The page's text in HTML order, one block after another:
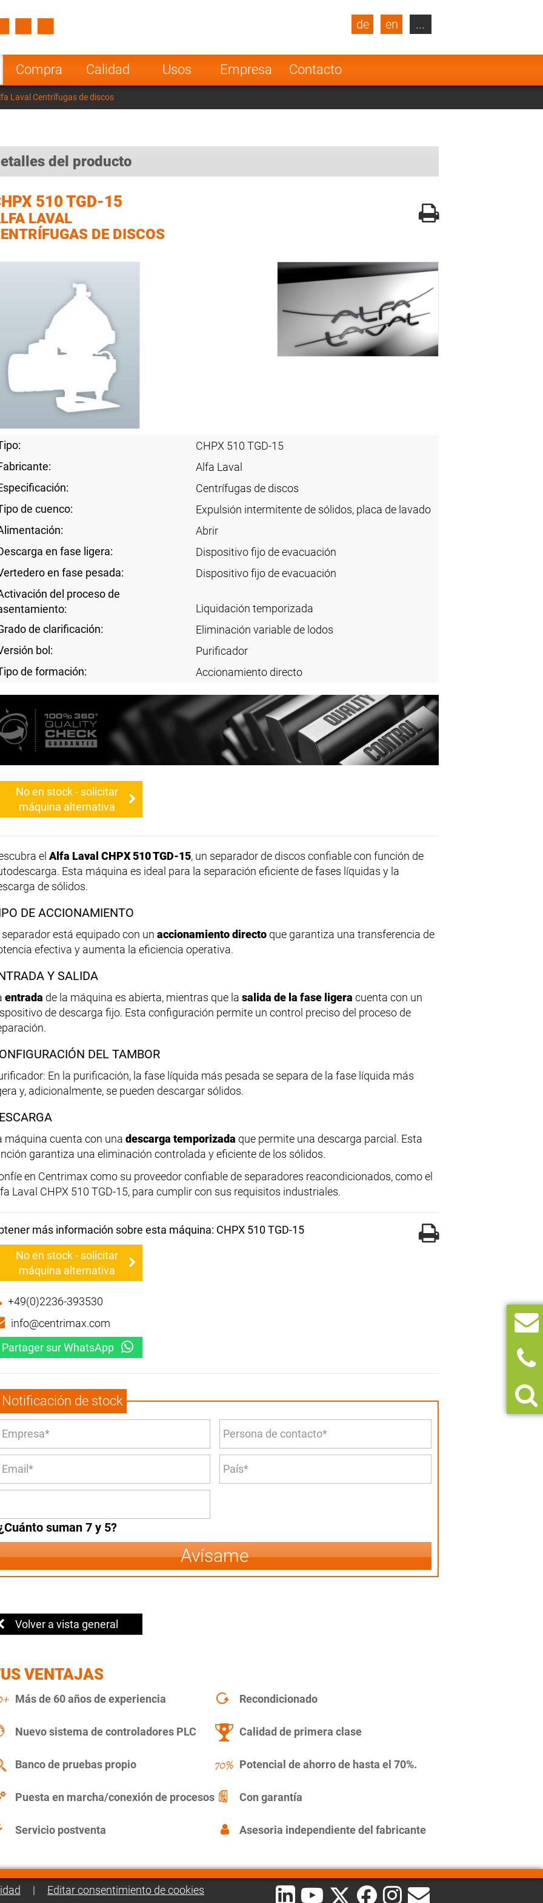
Compra Calidad Usos Empresa Contacto
de en
Turkey
Poland Norway
Netherlands
Greece
...
Laval Centrífugas de discos
del producto
510 TGD-15
LAVAL
DE DISCOS
CHPX 510 TGD-15
Alfa Laval
Centrífugas de discos
de cuenco:
Expulsión intermitente de sólidos, placa de lavado
Abrir
en fase ligera:
Dispositivo fijo de evacuación
en fase pesada:
Dispositivo fijo de evacuación
del proceso de
Liquidación temporizada
de clarificación:
Eliminación variable de lodos
bol:
Purificador
de formación:
Accionamiento directo
No en stock - solicitar
máquina alternativa
el Alfa Laval CHPX 510 TGD-15, un separador de discos confiable con función de
Esta máquina es ideal para la separación eficiente de fases líquidas y la
de sólidos.
DE ACCIONAMIENTO
separador está equipado con un accionamiento directo que garantiza una transferencia de
efectiva y aumenta la eficiencia operativa.
Y SALIDA
entrada de la máquina es abierta, mientras que la salida de la fase ligera cuenta con un
de descarga fijo. Esta configuración permite un control preciso del proceso de
DEL TAMBOR
En la purificación, la fase líquida más pesada se separa de la fase líquida más
y, adicionalmente, se pueden descargar sólidos.
máquina cuenta con una descarga temporizada que permite una descarga parcial. Esta
garantiza una eliminación controlada y eficiente de los sólidos.
en Centrimax como su proveedor confiable de separadores reacondicionados, como el
Laval CHPX 510 TGD-15, para cumplir con sus requisitos industriales.
más información sobre esta máquina: CHPX 510 TGD-15
No en stock - solicitar
máquina alternativa
+49(0)2236-393530
info@centrimax.com
Partager sur WhatsApp
Notificación de stock
suman 7 y 5?
Avísame
Volver a vista general
VENTAJAS
Más de 60 años de experiencia Recondicionado
Nuevo sistema de controladores PLC Calidad de primera clase
Banco de pruebas propio Potencial de ahorro de hasta el 70%.
Puesta en marcha/conexión de procesos Con garantía
Servicio postventa Asesoria independiente del fabricante
| Editar consentimiento de cookies